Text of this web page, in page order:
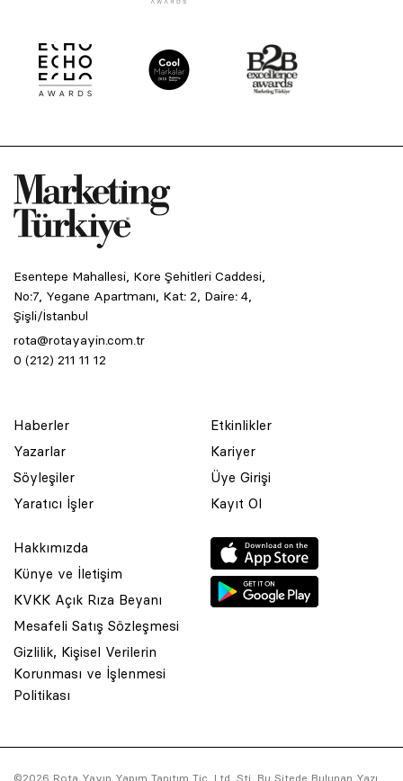
Esentepe Mahallesi, Kore Şehitleri Caddesi,
No:7, Yegane Apartmanı, Kat: 2, Daire: 4,
Şişli/İstanbul
rota@rotayayin.com.tr
0 (212) 211 11 12
Haberler
Yazarlar
Söyleşiler
Yaratıcı İşler
Etkinlikler
Kariyer
Üye Girişi
Kayıt Ol
Hakkımızda
Künye ve İletişim
KVKK Açık Rıza Beyanı
Mesafeli Satış Sözleşmesi
Gizlilik, Kişisel Verilerin
Korunması ve İşlenmesi
Politikası
©2026 Rota Yayın Yapım Tanıtım Tic. Ltd. Şti. Bu Sitede Bulunan Yazı
© 2001 Rota Yayın Yapım Tanıtım Tic. Ltd. Şti. Bu Sitede Bulunan
Asquared WordPress Agencytarafından tasarlanmış ve